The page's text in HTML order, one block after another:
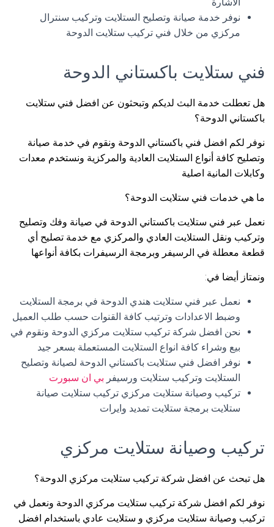
نوفر خدمة صيانة وتصليح الستلايت وتركيب سنترال
مركزي من خلال فني تركيب ستلايت الدوحة
فني ستلايت باكستاني الدوحة
هل تعطلت خدمة البث لديكم وتبحثون عن افضل فني ستلايت
باكستاني الدوحة؟
نوفر لكم افضل فني باكستاني الدوحة ونقوم في خدمة صيانة
وتصليح كافة أنواع الستلايت العادية والمركزية ونستخدم معدات
وكابلات المانية اصلية
ما هي خدمات فني ستلايت الدوحة؟
نعمل عبر فني ستلايت باكستاني الدوحة في صيانة وفك وتصليح
وتركيب ونقل الستلايت العادي والمركزي مع خدمة تصليح أي
قطعة معطلة في الرسيفر وبرمجة الرسيفرات بكافة أنواعها
ونمتاز أيضا في:
نعمل عبر فني ستلايت هندي الدوحة في برمجة الستلايت
وضبط الاعدادات وترتيب كافة القنوات حسب طلب العميل
نحن افضل شركة تركيب ستلايت مركزي الدوحة ونقوم في
بيع وشراء كافة انواع الستلايت المستعملة بسعر جيد
نوفر افضل فني ستلايت باكستاني الدوحة لصيانة وتصليح
الستلايت وتركيب ستلايت ورسيفر بي ان سبورت
تركيب وصيانة ستلايت مركزي تركيب ستلايت صيانة
ستلايت برمجة ستلايت تمديد وايرات
تركيب وصيانة ستلايت مركزي
هل تبحث عن افضل شركة تركيب ستلايت مركزي الدوحة؟
نوفر لكم افضل شركة تركيب ستلايت مركزي الدوحة ونعمل في
تركيب وصيانة ستلايت مركزي و ستلايت عادي باستخدام افضل